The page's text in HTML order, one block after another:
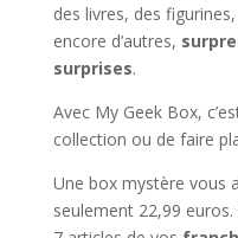
des livres, des
encore d’autres,
surprises.
Avec My Geek Box,
collection ou de faire
Une box mystère vous
seulement 22,99